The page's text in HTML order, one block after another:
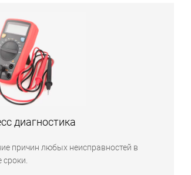
диагностика
причин любых неисправностей в
сроки.